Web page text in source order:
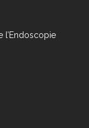
l’Endoscopie